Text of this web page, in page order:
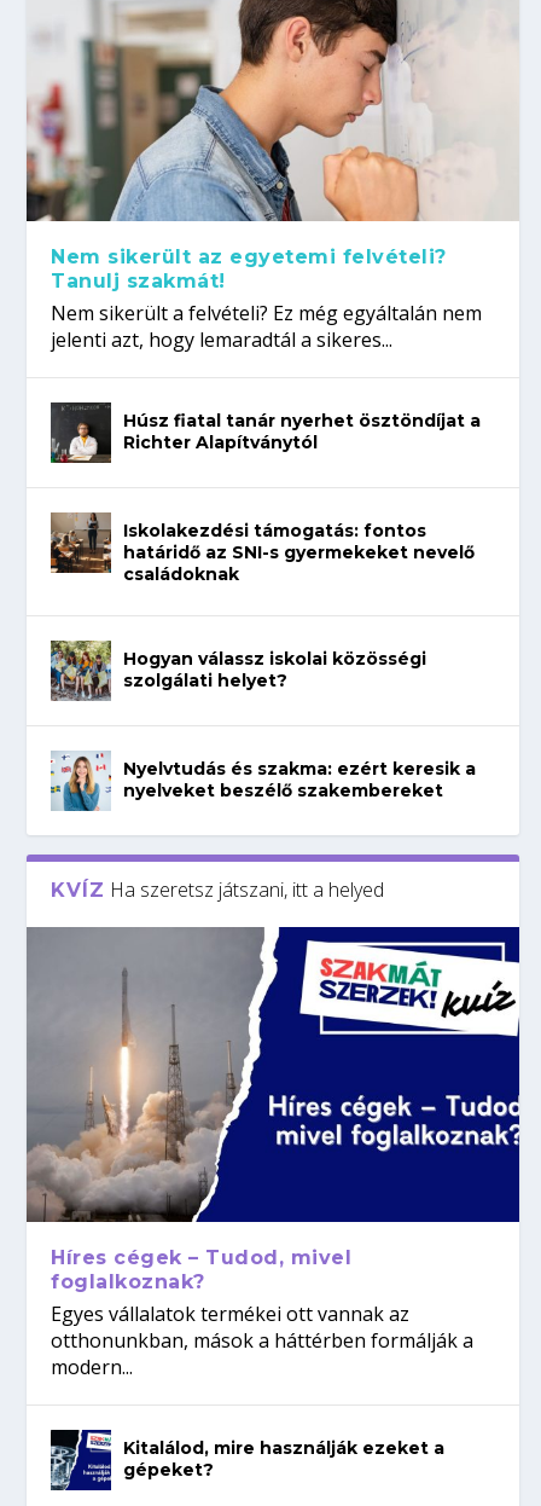
Nem sikerült az egyetemi felvételi?
Tanulj szakmát!
Nem sikerült a felvételi? Ez még egyáltalán nem
jelenti azt, hogy lemaradtál a sikeres...
Húsz fiatal tanár nyerhet ösztöndíjat a
Richter Alapítványtól
Iskolakezdési támogatás: fontos
határidő az SNI-s gyermekeket nevelő
családoknak
Hogyan válassz iskolai közösségi
szolgálati helyet?
Nyelvtudás és szakma: ezért keresik a
nyelveket beszélő szakembereket
KVÍZ Ha szeretsz játszani, itt a helyed
Híres cégek – Tudod, mivel
foglalkoznak?
Egyes vállalatok termékei ott vannak az
otthonunkban, mások a háttérben formálják a
modern...
Kitalálod, mire használják ezeket a
gépeket?